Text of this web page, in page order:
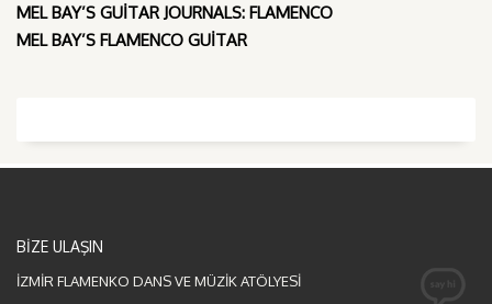
MEL BAY’S GUITAR JOURNALS: FLAMENCO
MEL BAY’S FLAMENCO GUITAR
BİZE ULAŞIN
İZMİR FLAMENKO DANS VE MÜZİK ATÖLYESİ